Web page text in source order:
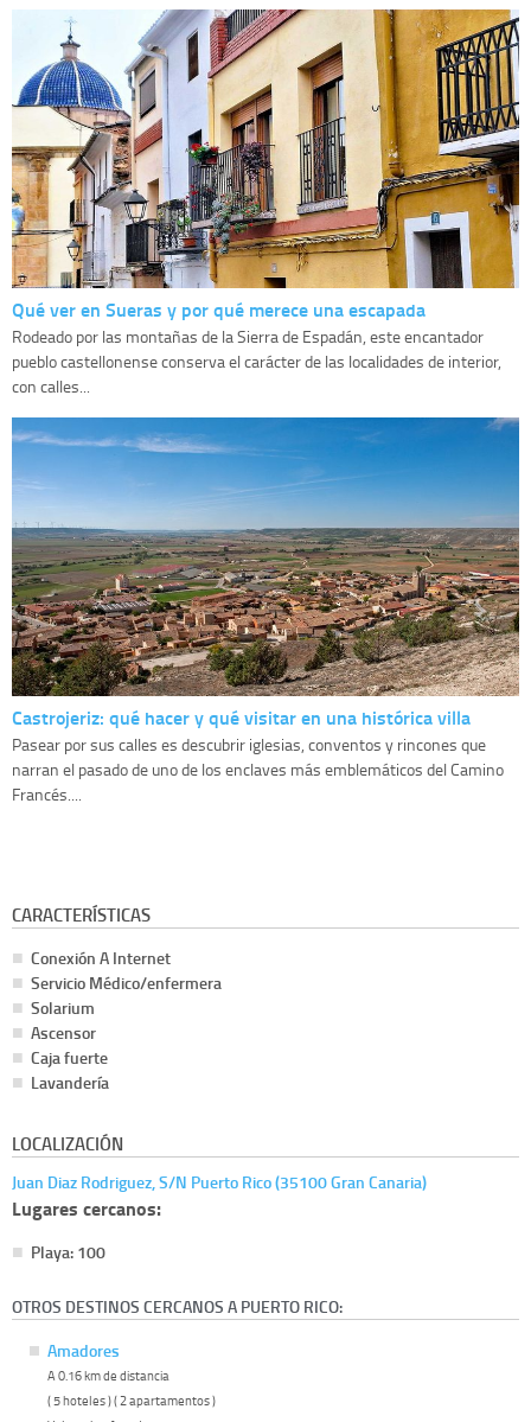
Qué ver en Sueras y por qué merece una escapada
Rodeado por las montañas de la Sierra de Espadán, este encantador
pueblo castellonense conserva el carácter de las localidades de interior,
con calles...
Castrojeriz: qué hacer y qué visitar en una histórica villa
Pasear por sus calles es descubrir iglesias, conventos y rincones que
narran el pasado de uno de los enclaves más emblemáticos del Camino
Francés....
CARACTERÍSTICAS
Conexión A Internet
Servicio Médico/enfermera
Solarium
Ascensor
Caja fuerte
Lavandería
LOCALIZACIÓN
Juan Diaz Rodriguez, S/N Puerto Rico (35100 Gran Canaria)
Lugares cercanos:
Playa: 100
OTROS DESTINOS CERCANOS A PUERTO RICO:
Amadores
A 0.16 km de distancia
( 5 hoteles ) ( 2 apartamentos )